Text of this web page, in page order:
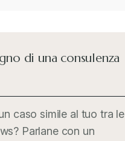
di una consulenza
caso simile al tuo tra le
Parlane con un